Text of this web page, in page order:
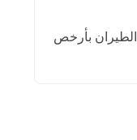
الطيران بأرخص